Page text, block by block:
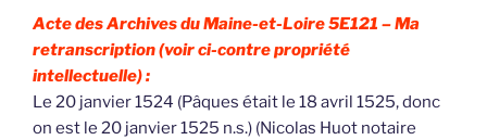
Acte des Archives du Maine-et-Loire 5E121 –Ma
retranscription (voir ci-contre propriété
intellectuelle) :
Le 20 janvier 1524 (Pâques était le 18 avril 1525, donc
on est le 20 janvier 1525 n.s.) (Nicolas Huot notaire